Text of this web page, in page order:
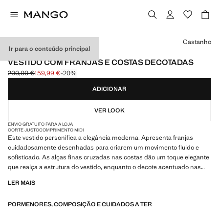
Ir para o conteúdo principal
CAPSULE
VESTIDO COM FRANJAS E COSTAS DECOTADAS
Preço inicial riscado [200,00 € ]
200,00 €
Preço atual [159,99 € ]
159,99 €-20%
Selecione uma cor
Castanho
ADICIONAR
VER LOOK
ENVIO GRATUITO PARA A LOJA
CORTE JUSTOCOMPRIMENTO MIDI
Este vestido personifica a elegância moderna. Apresenta franjas
cuidadosamente desenhadas para criarem um movimento fluido e
sofisticado. As alças finas cruzadas nas costas dão um toque elegante
que realça a estrutura do vestido, enquanto o decote acentuado nas
Design justo. Design midi. Gola drapeada. Sem mangas. Alças
parte posterior. Forro interior. A cor castanha é exclusiva online. Esta
LER MAIS
PORMENORES, COMPOSIÇÃO E CUIDADOS A TER